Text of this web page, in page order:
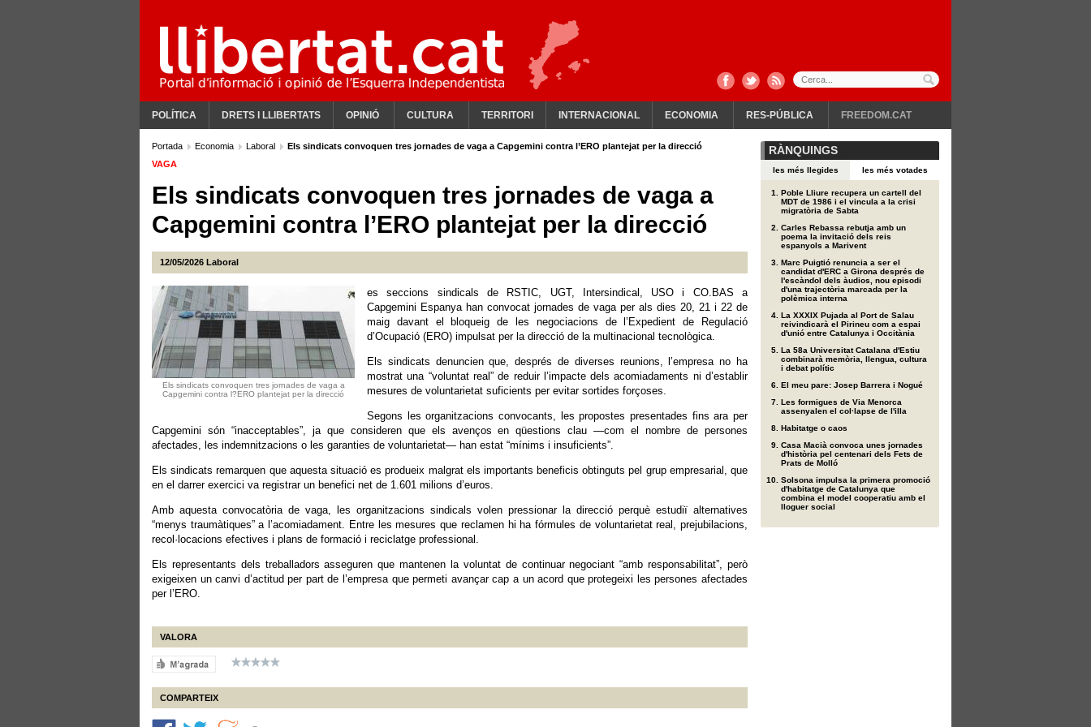
POLÍTICA DRETS I LLIBERTATS OPINIÓ CULTURA TERRITORI INTERNACIONAL ECONOMIA RES-PÚBLICA FREEDOM.CAT
Portada Economia Laboral
Els sindicats convoquen tres jornades de vaga a Capgemini contra l’ERO plantejat per la direcció
VAGA
Els sindicats convoquen tres jornades de vaga a
Capgemini contra l’ERO plantejat per la direcció
12/05/2026 Laboral
Els sindicats convoquen tres jornades de vaga a
Capgemini contra l?ERO plantejat per la direcció
es seccions sindicals de RSTIC, UGT, Intersindical, USO i CO.BAS a
Capgemini Espanya han convocat jornades de vaga per als dies 20, 21 i 22 de
maig davant el bloqueig de les negociacions de l’Expedient de Regulació
d’Ocupació (ERO) impulsat per la direcció de la multinacional tecnològica.
Els sindicats denuncien que, després de diverses reunions, l’empresa no ha
mostrat una “voluntat real” de reduir l’impacte dels acomiadaments ni d’establir
mesures de voluntarietat suficients per evitar sortides forçoses.
Segons les organitzacions convocants, les propostes presentades fins ara per
Capgemini són “inacceptables”, ja que consideren que els avenços en qüestions clau —com el nombre de persones
afectades, les indemnitzacions o les garanties de voluntarietat— han estat “mínims i insuficients”.
Els sindicats remarquen que aquesta situació es produeix malgrat els importants beneficis obtinguts pel grup empresarial, que
en el darrer exercici va registrar un benefici net de 1.601 milions d’euros.
Amb aquesta convocatòria de vaga, les organitzacions sindicals volen pressionar la direcció perquè estudiï alternatives
“menys traumàtiques” a l’acomiadament. Entre les mesures que reclamen hi ha fórmules de voluntarietat real, prejubilacions,
recol·locacions efectives i plans de formació i reciclatge professional.
Els representants dels treballadors asseguren que mantenen la voluntat de continuar negociant “amb responsabilitat”, però
exigeixen un canvi d’actitud per part de l’empresa que permeti avançar cap a un acord que protegeixi les persones afectades
per l’ERO.
VALORA
COMPARTEIX
RÀNQUINGS
les més llegides les més votades
Poble Lliure recupera un cartell del
MDT de 1986 i el vincula a la crisi
migratòria de Sabta
Carles Rebassa rebutja amb un
poema la invitació dels reis
espanyols a Marivent
Marc Puigtió renuncia a ser el
candidat d'ERC a Girona després de
l'escàndol dels àudios, nou episodi
d'una trajectòria marcada per la
polèmica interna
La XXXIX Pujada al Port de Salau
reivindicarà el Pirineu com a espai
d'unió entre Catalunya i Occitània
La 58a Universitat Catalana d'Estiu
combinarà memòria, llengua, cultura
i debat polític
El meu pare: Josep Barrera i Nogué
Les formigues de Via Menorca
assenyalen el col·lapse de l'illa
Habitatge o caos
Casa Macià convoca unes jornades
d'història pel centenari dels Fets de
Prats de Molló
Solsona impulsa la primera promoció
d'habitatge de Catalunya que
combina el model cooperatiu amb el
lloguer social